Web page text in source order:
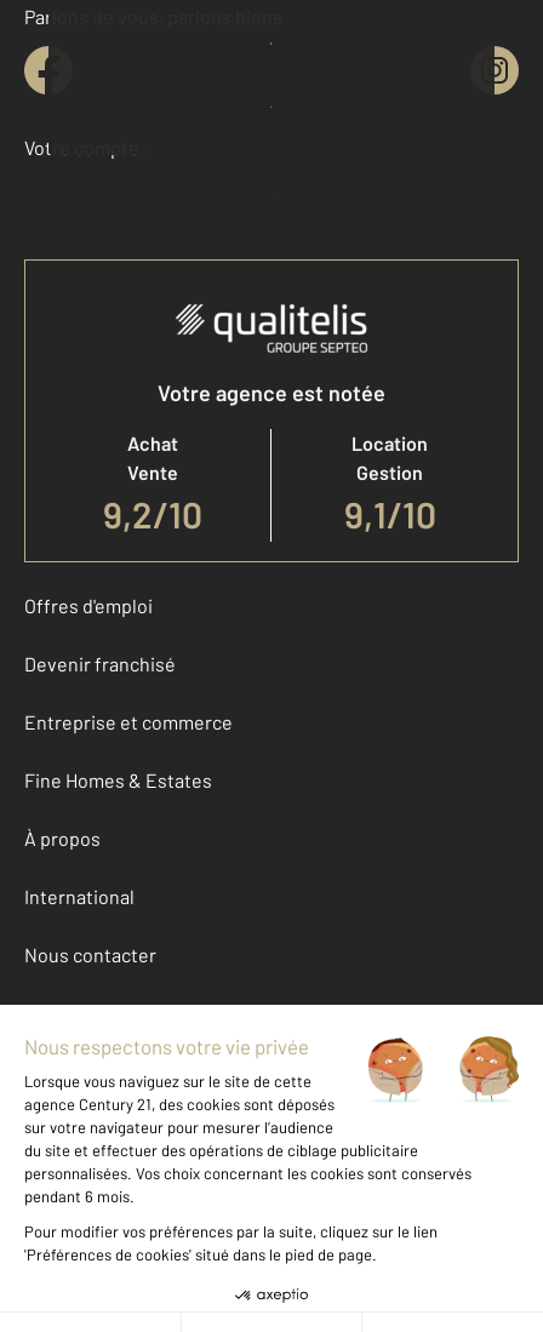
Contacter l'agence
Demander une estimation
Parlons de vous, parlons biens
Votre compte :
Accéder à mon compte
Votre agence est notée
Achat
Vente
9,2/10
Location
Gestion
9,1/10
Offres d'emploi
Devenir franchisé
Entreprise et commerce
Fine Homes & Estates
À propos
International
Nous contacter
Mentions légales & CGU et Barèmes d'honoraires
Données personnelles
Gestionnaire des cookies
Achat appartement autour de GRENOBLE (38100)